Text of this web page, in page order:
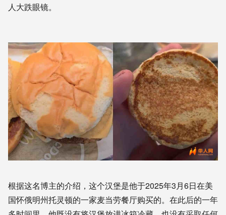
人大跌眼镜。
根据这名博主的介绍，这个汉堡是他于2025年3月6日在美
国怀俄明州托灵顿的一家麦当劳餐厅购买的。在此后的一年